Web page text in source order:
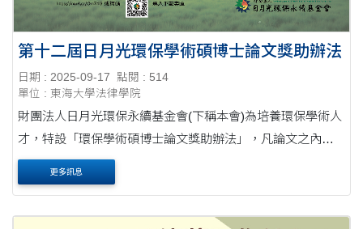
第十二屆日月光環保學術碩博士論文獎助辦法
日期 : 2025-09-17
點閱 : 514
單位 : 東海大學法律學院
財團法人日月光環保永續基金會(下稱本會)為培養環保學術人
才，特設「環保學術碩博士論文獎助辦法」，凡論文之內容
與獎助之研究範圍相關及符合資格者皆可申請。 壹、獎助對
象 於民國(以下同)115年8月31日前畢業....
更多訊息